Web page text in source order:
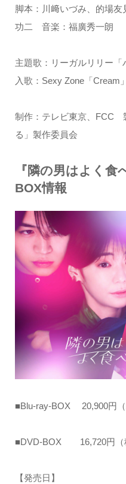
脚本：川﨑いづみ、的場
功二 音楽：福廣秀一朗
主題歌：リーガルリリー
入歌：Sexy Zone「Cream
制作：テレビ東京、FCC
る」製作委員会
『隣の男はよく
BOX情報
■Blu-ray-BOX 20,900円（
■DVD-BOX 16,720円（
【発売日】